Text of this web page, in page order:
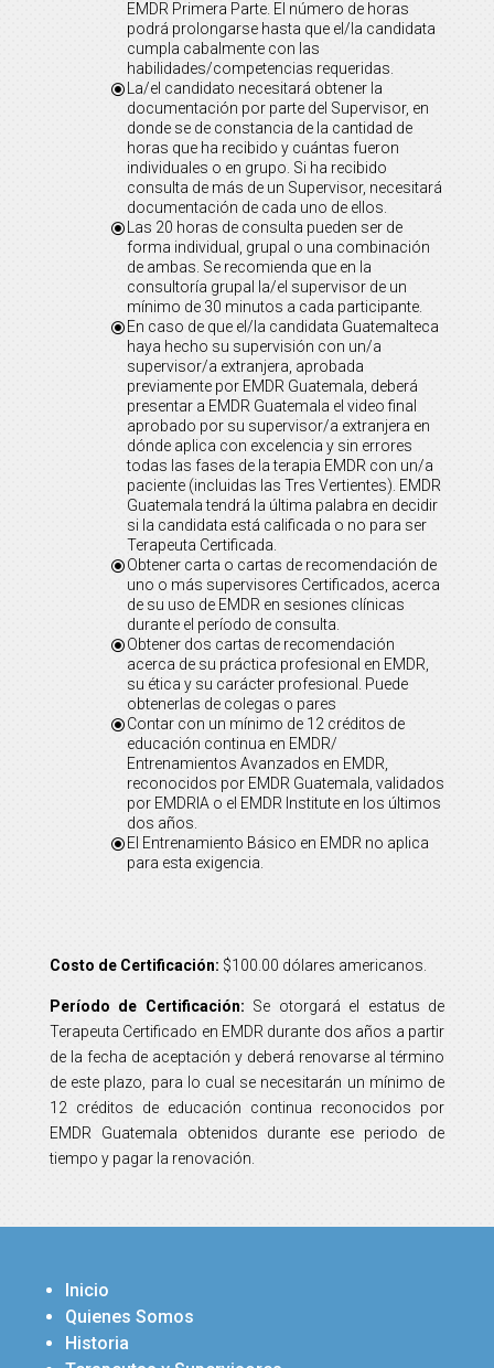
EMDR Primera Parte. El número de horas
podrá prolongarse hasta que el/la candidata
cumpla cabalmente con las
habilidades/competencias requeridas.
\La/el candidato necesitará obtener la
documentación por parte del Supervisor, en
donde se de constancia de la cantidad de
horas que ha recibido y cuántas fueron
individuales o en grupo. Si ha recibido
consulta de más de un Supervisor, necesitará
documentación de cada uno de ellos.
\Las 20 horas de consulta pueden ser de
forma individual, grupal o una combinación
de ambas. Se recomienda que en la
consultoría grupal la/el supervisor de un
mínimo de 30 minutos a cada participante.
\En caso de que el/la candidata Guatemalteca
haya hecho su supervisión con un/a
supervisor/a extranjera, aprobada
previamente por EMDR Guatemala, deberá
presentar a EMDR Guatemala el video final
aprobado por su supervisor/a extranjera en
dónde aplica con excelencia y sin errores
todas las fases de la terapia EMDR con un/a
paciente (incluidas las Tres Vertientes). EMDR
Guatemala tendrá la última palabra en decidir
si la candidata está calificada o no para ser
Terapeuta Certificada.
\Obtener carta o cartas de recomendación de
uno o más supervisores Certificados, acerca
de su uso de EMDR en sesiones clínicas
durante el período de consulta.
\Obtener dos cartas de recomendación
acerca de su práctica profesional en EMDR,
su ética y su carácter profesional. Puede
obtenerlas de colegas o pares
\Contar con un mínimo de 12 créditos de
educación continua en EMDR/
Entrenamientos Avanzados en EMDR,
reconocidos por EMDR Guatemala, validados
por EMDRIA o el EMDR Institute en los últimos
dos años.
\El Entrenamiento Básico en EMDR no aplica
para esta exigencia.
Costo de Certificación: $100.00 dólares americanos.
Período de Certificación: Se otorgará el estatus de
Terapeuta Certificado en EMDR durante dos años a partir
de la fecha de aceptación y deberá renovarse al término
de este plazo, para lo cual se necesitarán un mínimo de
12 créditos de educación continua reconocidos por
EMDR Guatemala obtenidos durante ese periodo de
tiempo y pagar la renovación.
Inicio
Quienes Somos
Historia